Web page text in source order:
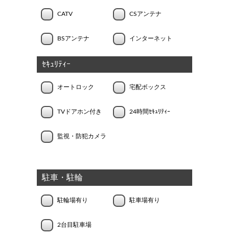
CATV CSアンテナ
BSアンテナ インターネット
ｾｷｭﾘﾃｨｰ
オートロック 宅配ボックス
TVドアホン付き 24時間ｾｷｭﾘﾃｨｰ
監視・防犯カメラ
駐車・駐輪
駐輪場有り 駐車場有り
2台目駐車場